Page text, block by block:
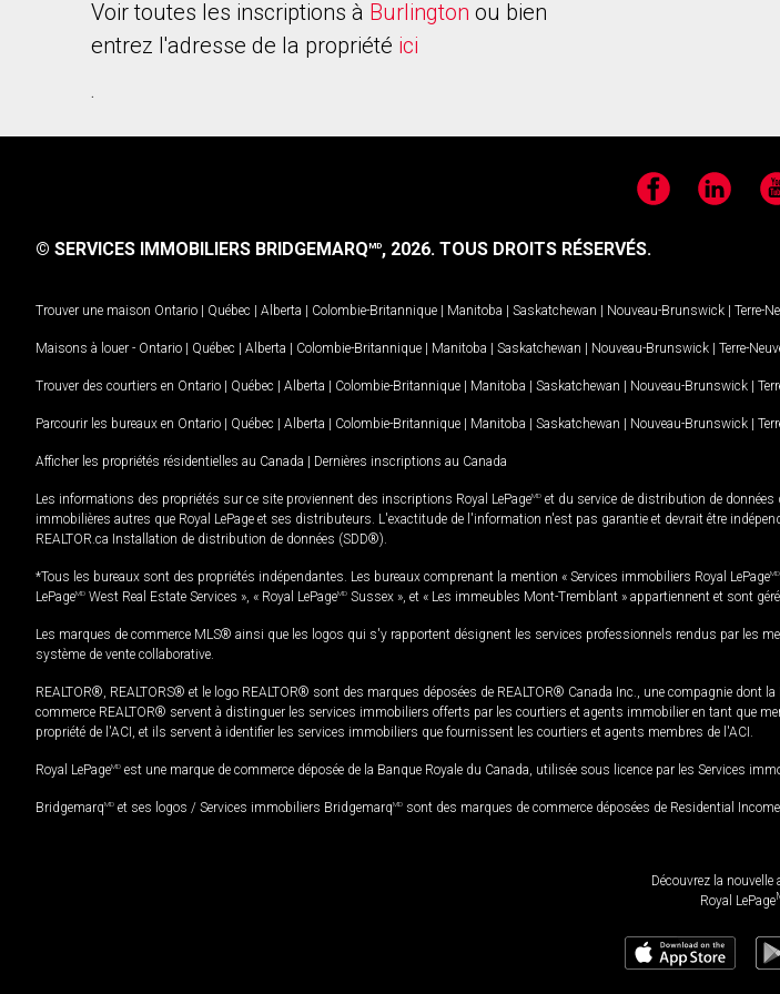
Voir toutes les inscriptions à Burlington ou bien
entrez l'adresse de la propriété ici
.
FacebookLinkedIn
© SERVICES IMMOBILIERS BRIDGEMARQMD, 2026. TOUS DROITS RÉSERVÉS.
Trouver une maison Ontario | Québec | Alberta | Colombie-Britannique | Manitoba | Saskatchewan | Nouveau-Brunswick | Terre-
Maisons à louer - Ontario | Québec | Alberta | Colombie-Britannique | Manitoba | Saskatchewan | Nouveau-Brunswick | Terre-
Trouver des courtiers en Ontario | Québec | Alberta | Colombie-Britannique | Manitoba | Saskatchewan | Nouveau-Brunswick |
Parcourir les bureaux en Ontario | Québec | Alberta | Colombie-Britannique | Manitoba | Saskatchewan | Nouveau-Brunswick |
Afficher les propriétés résidentielles au Canada | Dernières inscriptions au Canada
Les informations des propriétés sur ce site proviennent des inscriptions Royal LePageMD et du service de distribution de
immobilières autres que Royal LePage et ses distributeurs. L'exactitude de l'information n'est pas garantie et devrait être
REALTOR.ca Installation de distribution de données (SDD®).
*Tous les bureaux sont des propriétés indépendantes. Les bureaux comprenant la mention « Services immobiliers Royal LePageMD
LePageMD West Real Estate Services », « Royal LePageMD Sussex », et « Les immeubles Mont-Tremblant » appartiennent et sont
Les marques de commerce MLS® ainsi que les logos qui s'y rapportent désignent les services professionnels rendus par les
système de vente collaborative.
REALTOR®, REALTORS® et le logo REALTOR® sont des marques déposées de REALTOR® Canada Inc., une compagnie
commerce REALTOR® servent à distinguer les services immobiliers offerts par les courtiers et agents immobilier en tant que
propriété de l'ACI, et ils servent à identifier les services immobiliers que fournissent les courtiers et agents membres de l'ACI.
Royal LePageMD est une marque de commerce déposée de la Banque Royale du Canada, utilisée sous licence par les Services
BridgemarqMD et ses logos / Services immobiliers BridgemarqMD sont des marques de commerce déposées de Residential
Découvrez la nouvelle
Royal LePage